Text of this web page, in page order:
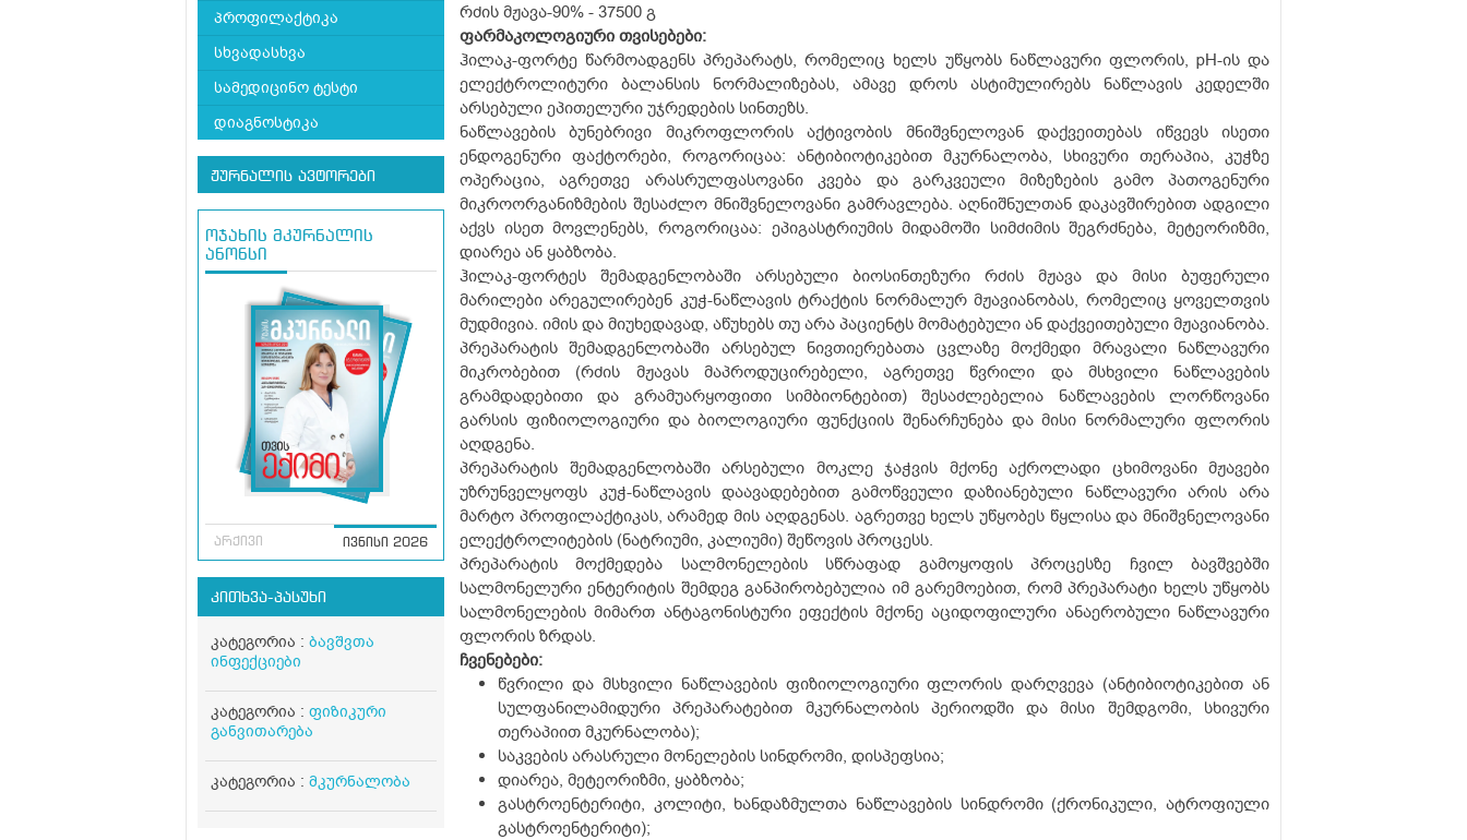
პროფილაქტიკა
სხვადასხვა
სამედიცინო ტესტი
დიაგნოსტიკა
ჟურნალის ავტორები
ოჯახის მკურნალის
ანონსი
არქივი ივნისი 2026
კითხვა-პასუხი
კატეგორია : ბავშვთა
ინფექციები
კატეგორია : ფიზიკური
განვითარება
კატეგორია : მკურნალობა
რძის მჟავა-90% - 37500 გ
ფარმაკოლოგიური თვისებები:
ჰილაკ-ფორტე წარმოადგენს პრეპარატს, რომელიც ხელს უწყობს ნაწლავური ფლორის, pH-ის და
ელექტროლიტური ბალანსის ნორმალიზებას, ამავე დროს ასტიმულირებს ნაწლავის კედელში
არსებული ეპითელური უჯრედების სინთეზს.
ნაწლავების ბუნებრივი მიკროფლორის აქტივობის მნიშვნელოვან დაქვეითებას იწვევს ისეთი
ენდოგენური ფაქტორები, როგორიცაა: ანტიბიოტიკებით მკურნალობა, სხივური თერაპია, კუჭზე
ოპერაცია, აგრეთვე არასრულფასოვანი კვება და გარკვეული მიზეზების გამო პათოგენური
მიკროორგანიზმების შესაძლო მნიშვნელოვანი გამრავლება. აღნიშნულთან დაკავშირებით ადგილი
აქვს ისეთ მოვლენებს, როგორიცაა: ეპიგასტრიუმის მიდამოში სიმძიმის შეგრძნება, მეტეორიზმი,
დიარეა ან ყაბზობა.
ჰილაკ-ფორტეს შემადგენლობაში არსებული ბიოსინთეზური რძის მჟავა და მისი ბუფერული
მარილები არეგულირებენ კუჭ-ნაწლავის ტრაქტის ნორმალურ მჟავიანობას, რომელიც ყოველთვის
მუდმივია. იმის და მიუხედავად, აწუხებს თუ არა პაციენტს მომატებული ან დაქვეითებული მჟავიანობა.
პრეპარატის შემადგენლობაში არსებულ ნივთიერებათა ცვლაზე მოქმედი მრავალი ნაწლავური
მიკრობებით (რძის მჟავას მაპროდუცირებელი, აგრეთვე წვრილი და მსხვილი ნაწლავების
გრამდადებითი და გრამუარყოფითი სიმბიონტებით) შესაძლებელია ნაწლავების ლორწოვანი
გარსის ფიზიოლოგიური და ბიოლოგიური ფუნქციის შენარჩუნება და მისი ნორმალური ფლორის
აღდგენა.
პრეპარატის შემადგენლობაში არსებული მოკლე ჯაჭვის მქონე აქროლადი ცხიმოვანი მჟავები
უზრუნველყოფს კუჭ-ნაწლავის დაავადებებით გამოწვეული დაზიანებული ნაწლავური არის არა
მარტო პროფილაქტიკას, არამედ მის აღდგენას. აგრეთვე ხელს უწყობეს წყლისა და მნიშვნელოვანი
ელექტროლიტების (ნატრიუმი, კალიუმი) შეწოვის პროცესს.
პრეპარატის მოქმედება სალმონელების სწრაფად გამოყოფის პროცესზე ჩვილ ბავშვებში
სალმონელური ენტერიტის შემდეგ განპირობებულია იმ გარემოებით, რომ პრეპარატი ხელს უწყობს
სალმონელების მიმართ ანტაგონისტური ეფექტის მქონე აციდოფილური ანაერობული ნაწლავური
ფლორის ზრდას.
ჩვენებები:
წვრილი და მსხვილი ნაწლავების ფიზიოლოგიური ფლორის დარღვევა (ანტიბიოტიკებით ან
სულფანილამიდური პრეპარატებით მკურნალობის პერიოდში და მისი შემდგომი, სხივური
თერაპიით მკურნალობა);
საკვების არასრული მონელების სინდრომი, დისპეფსია;
დიარეა, მეტეორიზმი, ყაბზობა;
გასტროენტერიტი, კოლიტი, ხანდაზმულთა ნაწლავების სინდრომი (ქრონიკული, ატროფიული
გასტროენტერიტი);